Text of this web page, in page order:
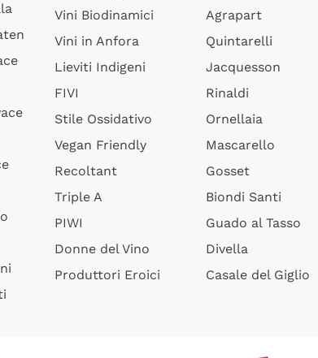
Vini Biodinamici
Vini in Anfora
Lieviti Indigeni
FIVI
Stile Ossidativo
Vegan Friendly
Recoltant
Triple A
PIWI
Donne del Vino
Produttori Eroici
Agrapart
Quintarelli
Jacquesson
Rinaldi
Ornellaia
Mascarello
Gosset
Biondi Santi
Guado al Tasso
Divella
Casale del Giglio